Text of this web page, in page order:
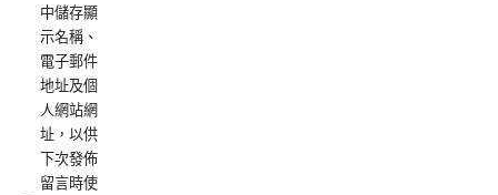
中儲存顯
示名稱、
電子郵件
地址及個
人網站網
址，以供
下次發佈
留言時使